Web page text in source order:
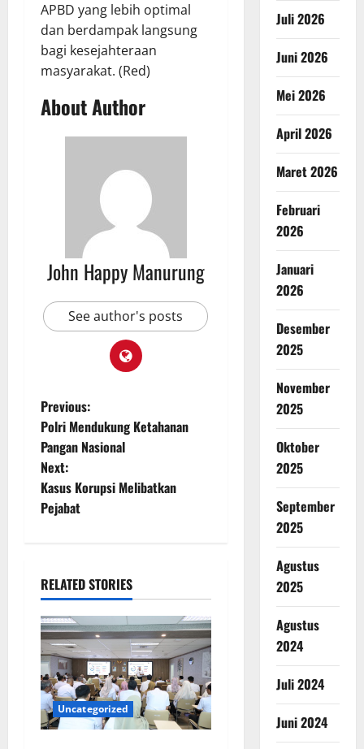
APBD yang lebih optimal
dan berdampak langsung
bagi kesejahteraan
masyarakat. (Red)
About Author
John Happy Manurung
See author's posts
Previous:
Polri Mendukung Ketahanan
Pangan Nasional
Next:
Kasus Korupsi Melibatkan
Pejabat
RELATED STORIES
Uncategorized
Juli 2026
Juni 2026
Mei 2026
April 2026
Maret 2026
Februari
2026
Januari
2026
Desember
2025
November
2025
Oktober
2025
September
2025
Agustus
2025
Agustus
2024
Juli 2024
Juni 2024